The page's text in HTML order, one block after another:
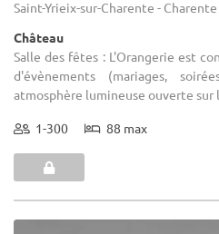
Saint-Yrieix-sur-Charente -
Château
Salle des fêtes : L'Orangerie est
d'évènements (mariages,
atmosphère lumineuse ouverte sur
1-300 88 max